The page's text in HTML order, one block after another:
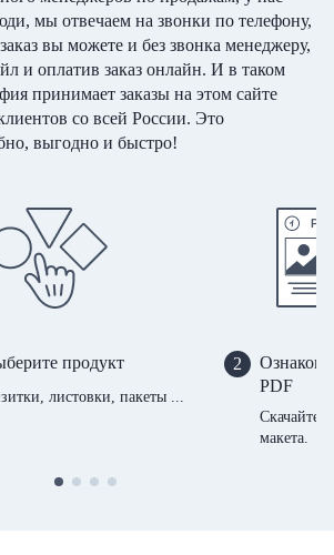
мы отвечаем на звонки по телефону,
вы можете и без звонка менеджеру,
и оплатив заказ онлайн. И в таком
принимает заказы на этом сайте
со всей России. Это
выгодно и быстро!
продукт
листовки, пакеты ...
2
PDF
Скачайте
макета.